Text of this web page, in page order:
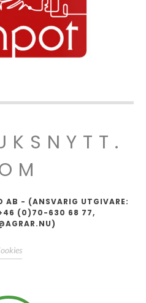
AB - (ANSVARIG UTGIVARE:
+46 (0)70-630 68 77,